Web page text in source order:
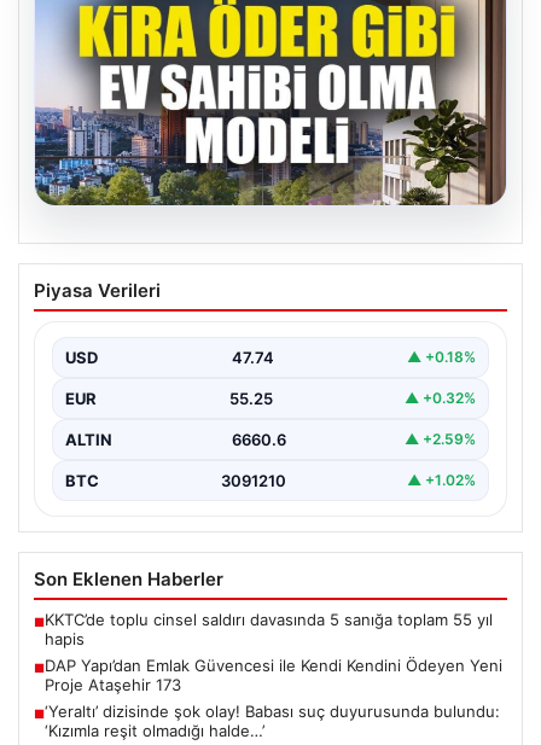
DAP Yapı’dan Emlak Güvencesi ile Kendi
Kendini Ödeyen Yeni Proje Ataşehir 173
çeken DAP Gayrimenkul Geliştirme, müşterilerine
sunduğu yeni yaşam modeliyle…
Piyasa Verileri
USD 47.74 ▲ +0.18%
EUR 55.25 ▲ +0.32%
ALTIN 6660.6 ▲ +2.59%
BTC 3091210 ▲ +1.02%
Son Eklenen Haberler
■KKTC’de toplu cinsel saldırı davasında 5 sanığa toplam 55 yıl
hapis
■DAP Yapı’dan Emlak Güvencesi ile Kendi Kendini Ödeyen Yeni
Proje Ataşehir 173
■‘Yeraltı’ dizisinde şok olay! Babası suç duyurusunda bulundu:
‘Kızımla reşit olmadığı halde…’